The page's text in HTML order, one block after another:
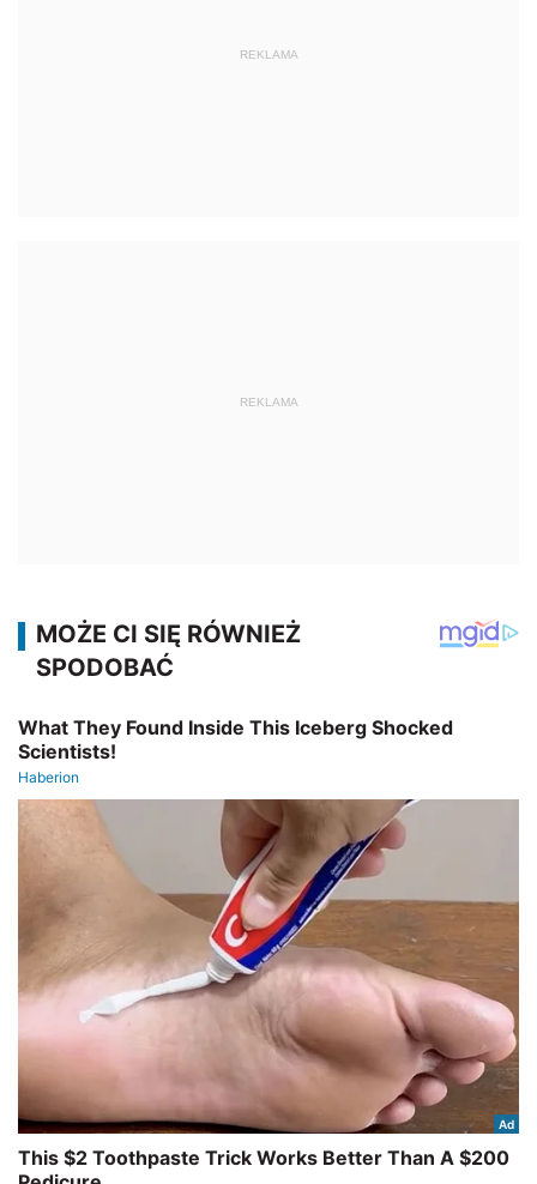
REKLAMA
REKLAMA